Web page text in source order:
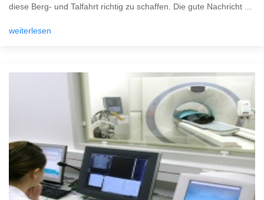
diese Berg- und Talfahrt richtig zu schaffen. Die gute Nachricht ...
weiterlesen